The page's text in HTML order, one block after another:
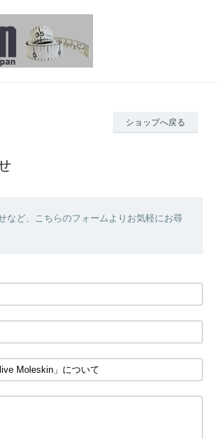
ショップへ戻る
など、こちらのフォームよりお気軽にお尋